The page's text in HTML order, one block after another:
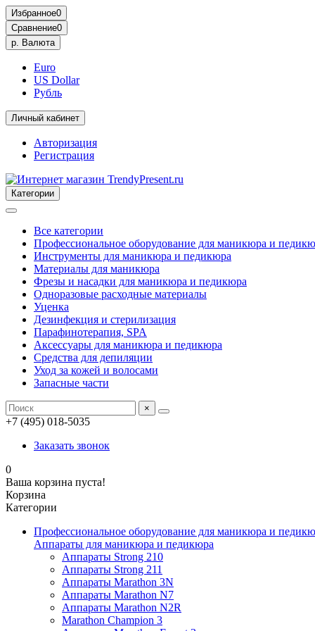
Избранное0
Сравнение0
р. Валюта
Euro
US Dollar
Рубль
Личный кабинет
Авторизация
Регистрация
Категории
Все категории
Профессиональное оборудование для маникюра и
Инструменты для маникюра и педикюра
Материалы для маникюра
Фрезы и насадки для маникюра и педикюра
Одноразовые расходные материалы
Уценка
Дезинфекция и стерилизация
Парафинотерапия, SPA
Аксессуары для маникюра и педикюра
Средства для депиляции
Уход за кожей и волосами
Запасные части
×
+7 (495) 018-5035
Заказать звонок
0
Ваша корзина пуста!
Корзина
Категории
Профессиональное оборудование для маникюра и
Аппараты для маникюра и педикюра
Аппараты Strong 210
Аппараты Strong 211
Аппараты Marathon 3N
Аппараты Marathon N7
Аппараты Marathon N2R
Marathon Champion 3